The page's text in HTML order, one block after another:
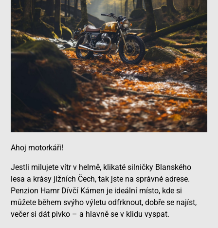
Ahoj motorkáři!
Jestli milujete vítr v helmě, klikaté silničky Blanského
lesa a krásy jižních Čech, tak jste na správné adrese.
Penzion Hamr Dívčí Kámen je ideální místo, kde si
můžete během svýho výletu odfrknout, dobře se najíst,
večer si dát pivko – a hlavně se v klidu vyspat.